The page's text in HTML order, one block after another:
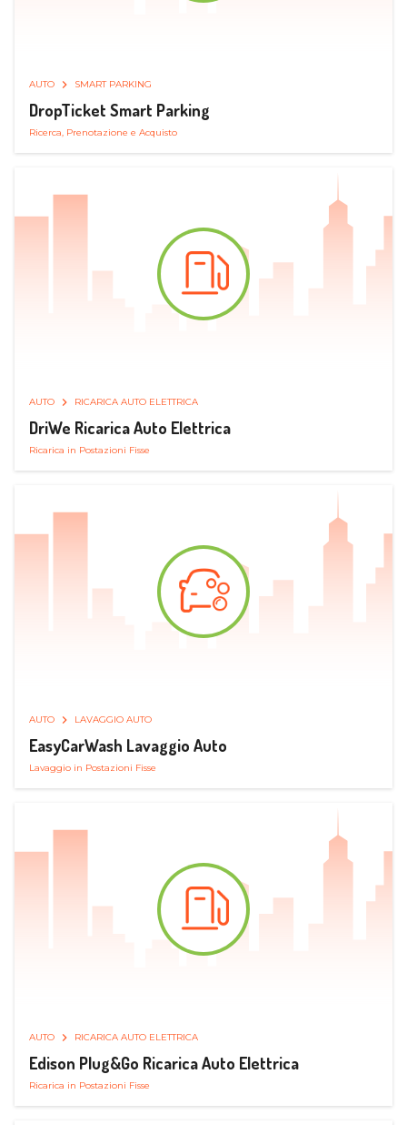
AUTO SMART PARKING
DropTicket Smart Parking
Ricerca, Prenotazione e Acquisto
AUTO RICARICA AUTO ELETTRICA
DriWe Ricarica Auto Elettrica
Ricarica in Postazioni Fisse
AUTO LAVAGGIO AUTO
EasyCarWash Lavaggio Auto
Lavaggio in Postazioni Fisse
AUTO RICARICA AUTO ELETTRICA
Edison Plug&Go Ricarica Auto Elettrica
Ricarica in Postazioni Fisse